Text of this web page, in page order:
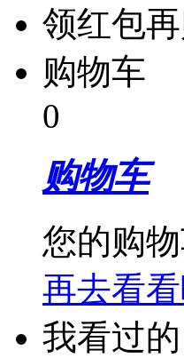
领红包
购物车
0
购物车
您的购
再去看
我看过的